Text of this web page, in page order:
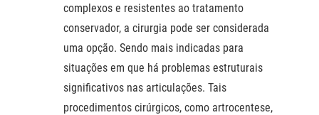
complexos e resistentes ao tratamento
conservador, a cirurgia pode ser considerada
uma opção. Sendo mais indicadas para
situações em que há problemas estruturais
significativos nas articulações. Tais
procedimentos cirúrgicos, como artrocentese,